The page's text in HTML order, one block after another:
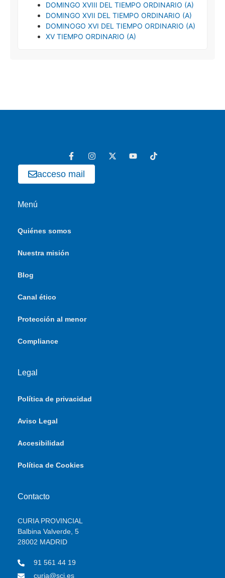
DOMINGO XVIII DEL TIEMPO ORDINARIO (A)
DOMINGO XVII DEL TIEMPO ORDINARIO (A)
DOMINOGO XVI DEL TIEMPO ORDINARIO (A)
XV TIEMPO ORDINARIO (A)
acceso mail
Menú
Quiénes somos
Nuestra misión
Blog
Canal ético
Protección al menor
Compliance
Legal
Política de privacidad
Aviso Legal
Accesibilidad
Política de Cookies
Contacto
CURIA PROVINCIAL
Balbina Valverde, 5
28002 MADRID
91 561 44 19
curia@scj.es